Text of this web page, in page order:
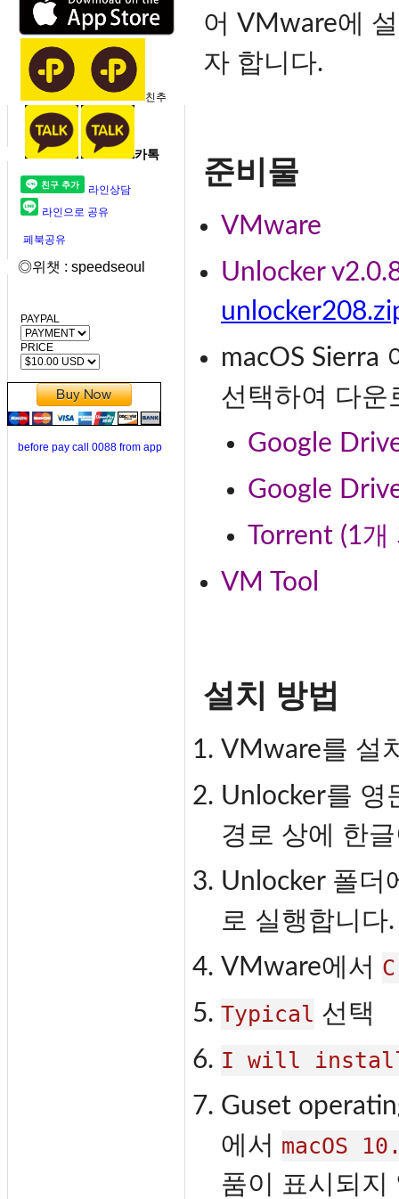
친추
카톡
라인상담
라인으로 공유
페북공유
◎위챗 : speedseoul
PAYPAL
PRICE
before pay call 0088 from app
어 VMware에
자 합니다.
준비물
VMware
Unlocker
macOS Sierra
선택하여 다운
Google
Google
Torrent (1개
VM Tool
설치 방법
VMware를 설
Unlocker를 영
경로 상에 한
Unlocker 폴더
로 실행합니다.
VMware에서
Typical 선택
I will install
Guset
에서 macOS
품이 표시되지